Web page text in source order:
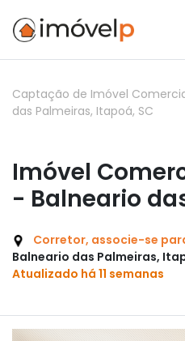
Captação de Imóvel
das Palmeiras, Itapoá, SC
Imóvel
- Balneario
Corretor, associe-se
Balneario das Palmeiras,
Atualizado há 11 semanas